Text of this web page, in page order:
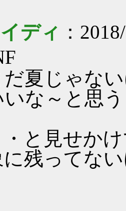
ディ ：
夏じゃない
な～と思
・と見せか
残ってな